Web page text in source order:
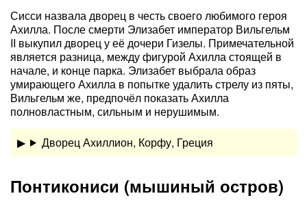
Сисси назвала дворец в честь своего любимого героя
Ахилла. После смерти Элизабет император Вильгельм
II выкупил дворец у её дочери Гизелы. Примечательной
является разница, между фигурой Ахилла стоящей в
начале, и конце парка. Элизабет выбрала образ
умирающего Ахилла в попытке удалить стрелу из пяты,
Вильгельм же, предпочёл показать Ахилла
полновластным, сильным и нерушимым.
Дворец Ахиллион, Корфу, Греция
Понтикониси (мышиный остров)